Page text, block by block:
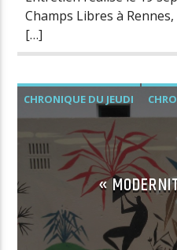
Champs Libres à
[…]
CHRONIQUE DU JEUDI
«